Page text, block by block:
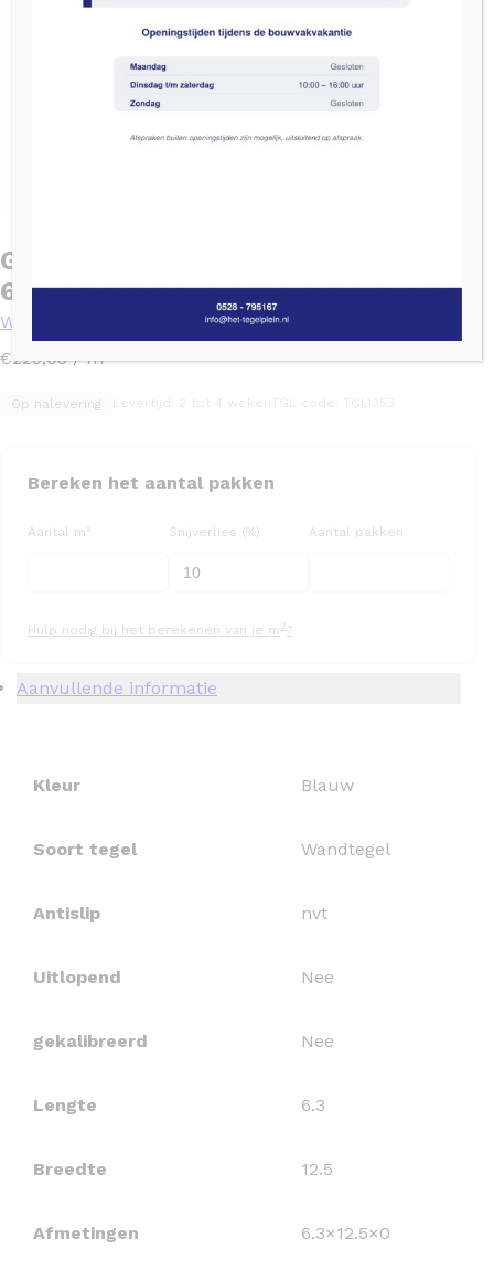
Grandeur HAWAIIAN Blauw glans –
6.3cm x 12.5cm
Wandtegels
€229,03/ m
Op nalevering
Bereken het aantal pakken
Aantal m² Snijverlies (%) Aantal pakken
Hulp nodig bij het berekenen van je m 2?
Aanvullende informatie
Kleur Blauw
Soort tegel Wandtegel
Antislip nvt
Uitlopend Nee
gekalibreerd Nee
Lengte 6.3
Breedte 12.5
Afmetingen 6.3×12.5×0